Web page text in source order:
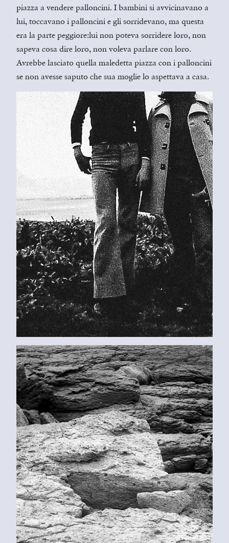
piazza a vendere palloncini. I bambini si avvicinavano a
lui, toccavano i palloncini e gli sorridevano, ma questa
era la parte peggiore:lui non poteva sorridere loro, non
sapeva cosa dire loro, non voleva parlare con loro.
Avrebbe lasciato quella maledetta piazza con i palloncini
se non avesse saputo che sua moglie lo aspettava a casa.